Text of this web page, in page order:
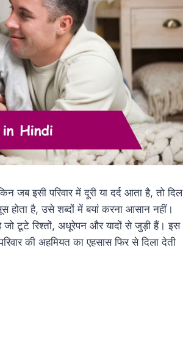
जब इसी परिवार में दूरी या दर्द आता है, तो दिल
है, उसे शब्दों में बयां करना आसान नहीं।
जो टूटे रिश्तों, अधूरेपन और यादों से जुड़ी हैं। इस
की अहमियत का एहसास फिर से दिला देती